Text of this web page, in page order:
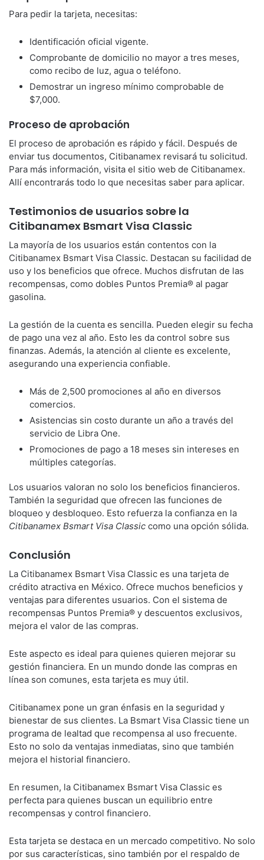
Para pedir la tarjeta, necesitas:
Identificación oficial vigente.
Comprobante de domicilio no mayor a tres meses,
como recibo de luz, agua o teléfono.
Demostrar un ingreso mínimo comprobable de
$7,000.
Proceso de aprobación
El proceso de aprobación es rápido y fácil. Después de
enviar tus documentos, Citibanamex revisará tu solicitud.
Para más información, visita el sitio web de Citibanamex.
Allí encontrarás todo lo que necesitas saber para aplicar.
Testimonios de usuarios sobre la
Citibanamex Bsmart Visa Classic
La mayoría de los usuarios están contentos con la
Citibanamex Bsmart Visa Classic. Destacan su facilidad de
uso y los beneficios que ofrece. Muchos disfrutan de las
recompensas, como dobles Puntos Premia® al pagar
gasolina.
La gestión de la cuenta es sencilla. Pueden elegir su fecha
de pago una vez al año. Esto les da control sobre sus
finanzas. Además, la atención al cliente es excelente,
asegurando una experiencia confiable.
Más de 2,500 promociones al año en diversos
comercios.
Asistencias sin costo durante un año a través del
servicio de Libra One.
Promociones de pago a 18 meses sin intereses en
múltiples categorías.
Los usuarios valoran no solo los beneficios financieros.
También la seguridad que ofrecen las funciones de
bloqueo y desbloqueo. Esto refuerza la confianza en la
Citibanamex Bsmart Visa Classic como una opción sólida.
Conclusión
La Citibanamex Bsmart Visa Classic es una tarjeta de
crédito atractiva en México. Ofrece muchos beneficios y
ventajas para diferentes usuarios. Con el sistema de
recompensas Puntos Premia® y descuentos exclusivos,
mejora el valor de las compras.
Este aspecto es ideal para quienes quieren mejorar su
gestión financiera. En un mundo donde las compras en
línea son comunes, esta tarjeta es muy útil.
Citibanamex pone un gran énfasis en la seguridad y
bienestar de sus clientes. La Bsmart Visa Classic tiene un
programa de lealtad que recompensa al uso frecuente.
Esto no solo da ventajas inmediatas, sino que también
mejora el historial financiero.
En resumen, la Citibanamex Bsmart Visa Classic es
perfecta para quienes buscan un equilibrio entre
recompensas y control financiero.
Esta tarjeta se destaca en un mercado competitivo. No solo
por sus características, sino también por el respaldo de